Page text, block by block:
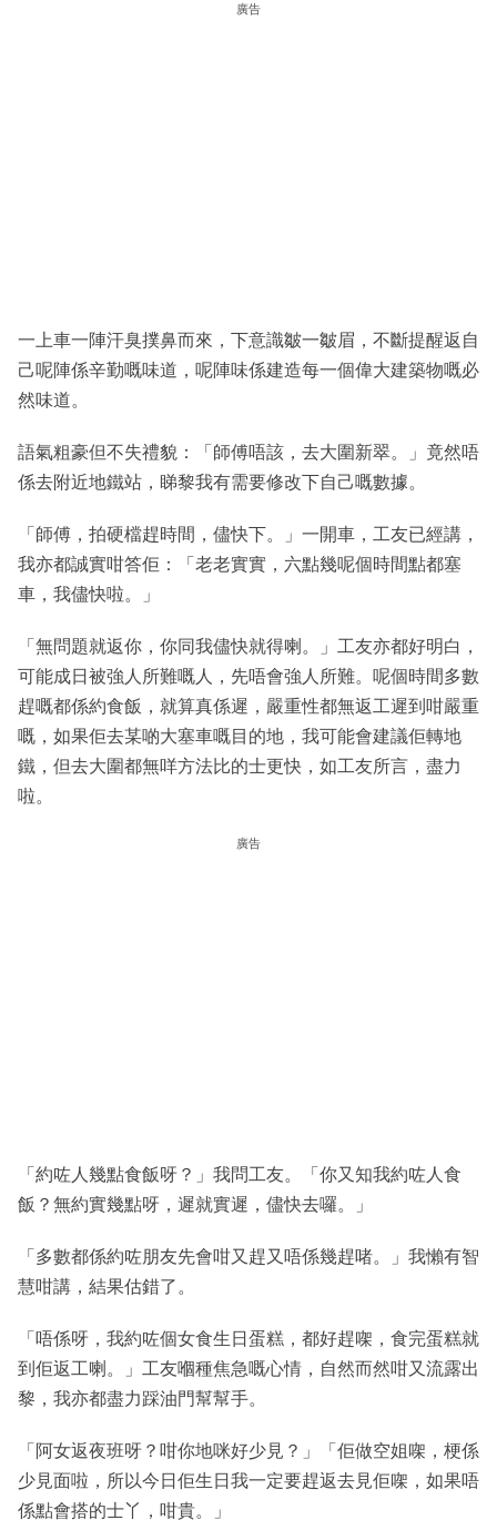
廣告
一上車一陣汗臭撲鼻而來，下意識皺一皺眉，不斷提醒返自
己呢陣係辛勤嘅味道，呢陣味係建造每一個偉大建築物嘅必
然味道。
語氣粗豪但不失禮貌：「師傅唔該，去大圍新翠。」竟然唔
係去附近地鐵站，睇黎我有需要修改下自己嘅數據。
「師傅，拍硬檔趕時間，儘快下。」一開車，工友已經講，
我亦都誠實咁答佢：「老老實實，六點幾呢個時間點都塞
車，我儘快啦。」
「無問題就返你，你同我儘快就得喇。」工友亦都好明白，
可能成日被強人所難嘅人，先唔會強人所難。呢個時間多數
趕嘅都係約食飯，就算真係遲，嚴重性都無返工遲到咁嚴重
嘅，如果佢去某啲大塞車嘅目的地，我可能會建議佢轉地
鐵，但去大圍都無咩方法比的士更快，如工友所言，盡力
啦。
廣告
「約咗人幾點食飯呀？」我問工友。「你又知我約咗人食
飯？無約實幾點呀，遲就實遲，儘快去囉。」
「多數都係約咗朋友先會咁又趕又唔係幾趕啫。」我懶有智
慧咁講，結果估錯了。
「唔係呀，我約咗個女食生日蛋糕，都好趕㗎，食完蛋糕就
到佢返工喇。」工友嗰種焦急嘅心情，自然而然咁又流露出
黎，我亦都盡力踩油門幫幫手。
「阿女返夜班呀？咁你地咪好少見？」「佢做空姐㗎，梗係
少見面啦，所以今日佢生日我一定要趕返去見佢㗎，如果唔
係點會搭的士丫，咁貴。」